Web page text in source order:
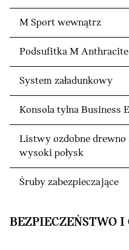
M Sport wewnątrz
Podsufitka M Anthracite
System załadunkowy
Konsola tylna Business
Listwy ozdobne drewno
wysoki połysk
Śruby zabezpieczające
BEZPIECZEŃSTWO I